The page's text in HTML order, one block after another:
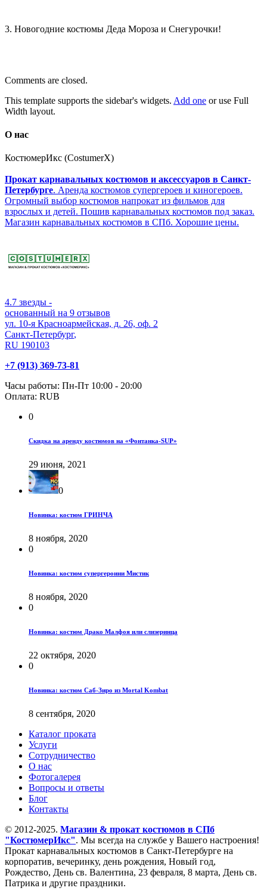
3. Новогодние костюмы Деда Мороза и Снегурочки!
Comments are closed.
This template supports the sidebar's widgets. Add one or use Full
Width layout.
О нас
КостюмерИкс (CostumerX)
Прокат карнавальных костюмов и аксессуаров в Санкт-
Петербурге. Аренда костюмов супергероев и киногероев.
Огромный выбор костюмов напрокат из фильмов для
взрослых и детей. Пошив карнавальных костюмов под заказ.
Магазин карнавальных костюмов в СПб. Хорошие цены.
4.7 звезды -
основанный на 9 отзывов
ул. 10-я Красноармейская, д. 26, оф. 2
Санкт-Петербург,
RU 190103
+7 (913) 369-73-81
Часы работы: Пн-Пт 10:00 - 20:00
Оплата: RUB
0
Скидка на аренду костюмов на «Фонтанка-SUP»
29 июня, 2021
0
Новинка: костюм ГРИНЧА
8 ноября, 2020
0
Новинка: костюм супергероини Мистик
8 ноября, 2020
0
Новинка: костюм Драко Малфоя или слизеринца
22 октября, 2020
0
Новинка: костюм Саб-Зиро из Mortal Kombat
8 сентября, 2020
Каталог проката
Услуги
Сотрудничество
О нас
Фотогалерея
Вопросы и ответы
Блог
Контакты
© 2012-2025. Магазин & прокат костюмов в СПб
"КостюмерИкс". Мы всегда на службе у Вашего настроения!
Прокат карнавальных костюмов в Санкт-Петербурге на
корпоратив, вечеринку, день рождения, Новый год,
Рождество, День св. Валентина, 23 февраля, 8 марта, День св.
Патрика и другие праздники.